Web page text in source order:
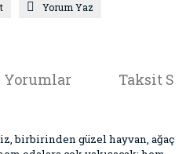
Yorum Yaz
Yorumlar Taksit
birbirinden güzel hayvan, ağaç